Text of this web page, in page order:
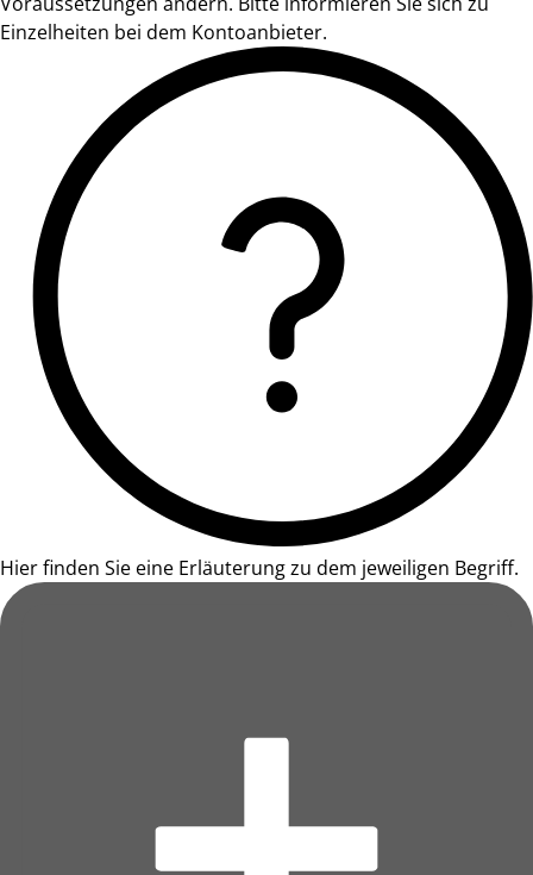
Einzelheiten bei dem Kontoanbieter.
Hier finden Sie eine Erläuterung zu dem jeweiligen Begriff.